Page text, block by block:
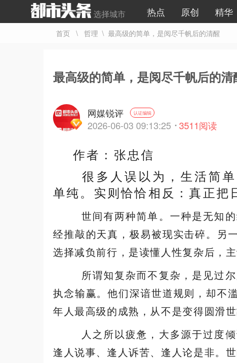
选择城市 热点 原创 精华
首页 \ 哲理 \ 最高级的简单，是阅尽千帆后的清醒
最高级的简单，是阅尽千帆后的清
网媒锐评 认证编辑
2026-06-03 09:13:25 3511阅读
作者：张忠信
很多人误以为，生活简
单纯。实则恰恰相反：真正把
世间有两种简单。一种是无知
经推敲的天真，极易被现实击碎。另
选择减负前行，是读懂人性复杂后，主
所谓知复杂而不复杂，是见过
执念输赢。他们深谙世道规则，却不
年人最高级的成熟，从不是变得圆滑
人之所以疲惫，大多源于过度
逢人说事、逢人诉苦、逢人论是非。